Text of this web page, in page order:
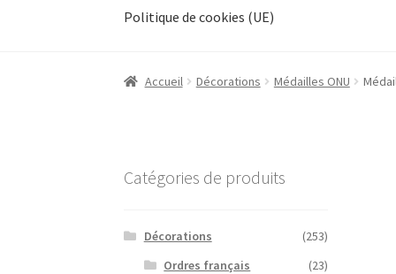
Politique de cookies (UE)
Accueil Décorations Médailles ONU
Catégories de produits
Décorations
(253)
Ordres français
(23)